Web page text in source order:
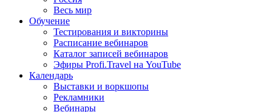
Весь мир
Обучение
Тестирования и викторины
Расписание вебинаров
Каталог записей вебинаров
Эфиры Profi.Travel на YouTube
Календарь
Выставки и воркшопы
Рекламники
Вебинары